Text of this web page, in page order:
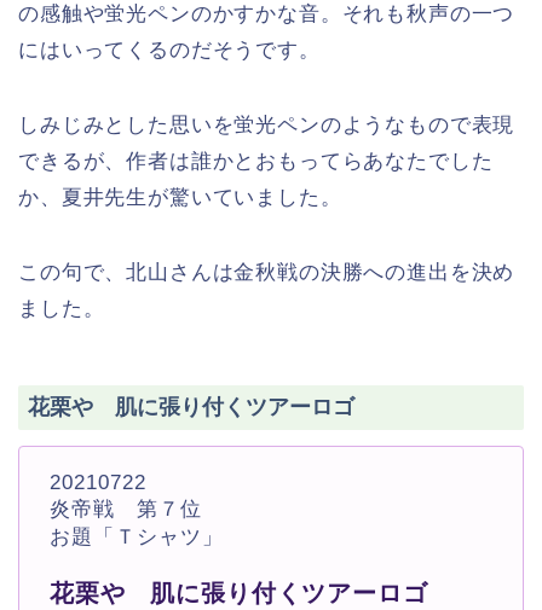
の感触や蛍光ペンのかすかな音。それも秋声の一つ
にはいってくるのだそうです。
しみじみとした思いを蛍光ペンのようなもので表現
できるが、作者は誰かとおもってらあなたでした
か、夏井先生が驚いていました。
この句で、北山さんは金秋戦の決勝への進出を決め
ました。
花栗や 肌に張り付くツアーロゴ
20210722
炎帝戦 第７位
お題「Ｔシャツ」
花栗や 肌に張り付くツアーロゴ